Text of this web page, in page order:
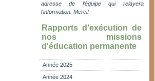
adresse de l'équipe qui relayera
l'information. Merci!
Rapports d'exécution de
nos missions
d'éducation permanente
Année 2025
Année 2024